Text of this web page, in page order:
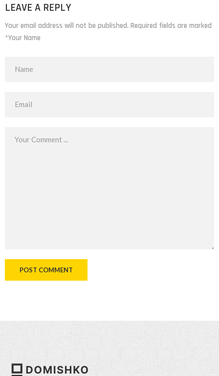
LEAVE A REPLY
Your email address will not be published. Required fields are marked
*Your Name